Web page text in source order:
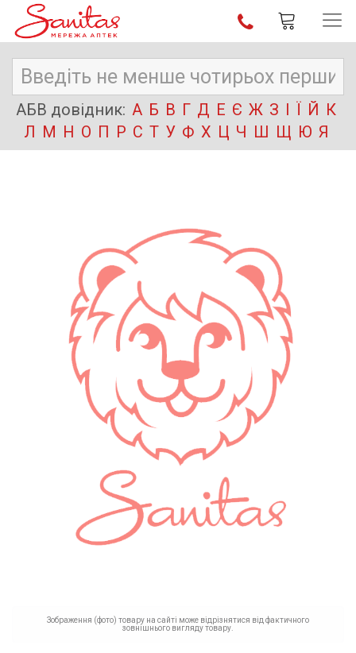
АБВ довідник: А Б В Г Д Е Є Ж З І Ї Й К
Л М Н О П Р С Т У Ф Х Ц Ч Ш Щ Ю Я
Зображення (фото) товару на сайті може відрізнятися від фактичного
зовнішнього вигляду товару.